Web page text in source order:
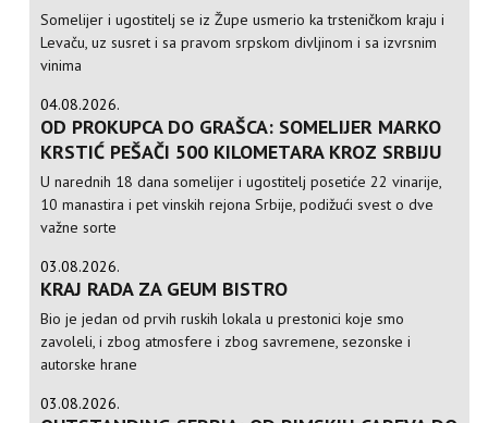
Somelijer i ugostitelj se iz Župe usmerio ka trsteničkom kraju i
Levaču, uz susret i sa pravom srpskom divljinom i sa izvrsnim
vinima
04.08.2026.
OD PROKUPCA DO GRAŠCA: SOMELIJER MARKO
KRSTIĆ PEŠAČI 500 KILOMETARA KROZ SRBIJU
U narednih 18 dana somelijer i ugostitelj posetiće 22 vinarije,
10 manastira i pet vinskih rejona Srbije, podižući svest o dve
važne sorte
03.08.2026.
KRAJ RADA ZA GEUM BISTRO
Bio je jedan od prvih ruskih lokala u prestonici koje smo
zavoleli, i zbog atmosfere i zbog savremene, sezonske i
autorske hrane
03.08.2026.